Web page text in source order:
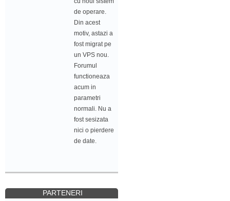
de operare.
Din acest
motiv, astazi a
fost migrat pe
un VPS nou.
Forumul
functioneaza
acum in
parametri
normali. Nu a
fost sesizata
nici o pierdere
de date.
PARTENERI